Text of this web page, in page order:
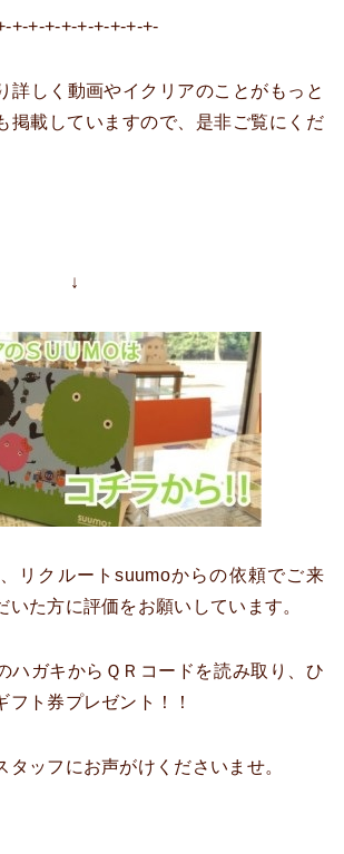
+-+-+-+-+-+-+-+-+-
詳しく動画やイクリアのことがもっと
掲載していますので、是非ご覧にくだ
↓
リクルートsuumoからの依頼でご来
いた方に評価をお願いしています。
ガキからＱＲコードを読み取り、ひ
フト券プレゼント！！
タッフにお声がけくださいませ。